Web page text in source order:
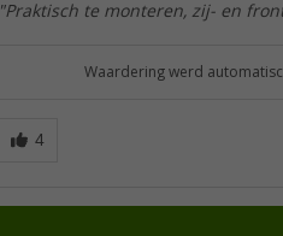
"Praktisch te monteren, zij- en
Waardering werd